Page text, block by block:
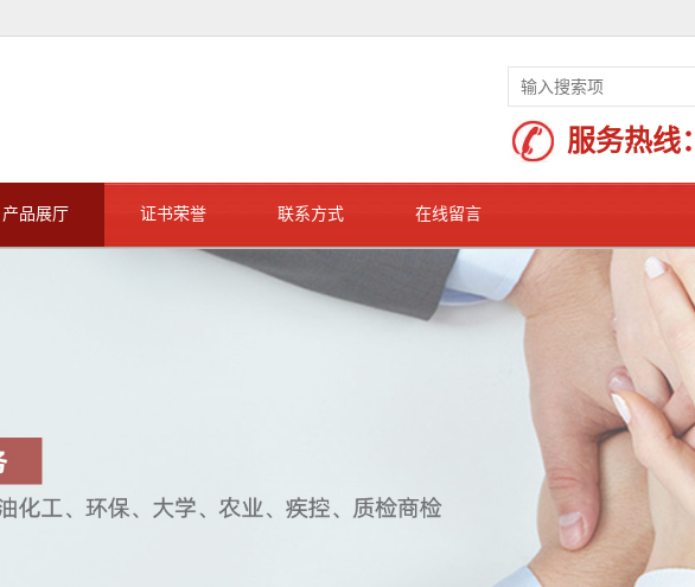
服务热线：
产品展厅 证书荣誉 联系方式 在线留言